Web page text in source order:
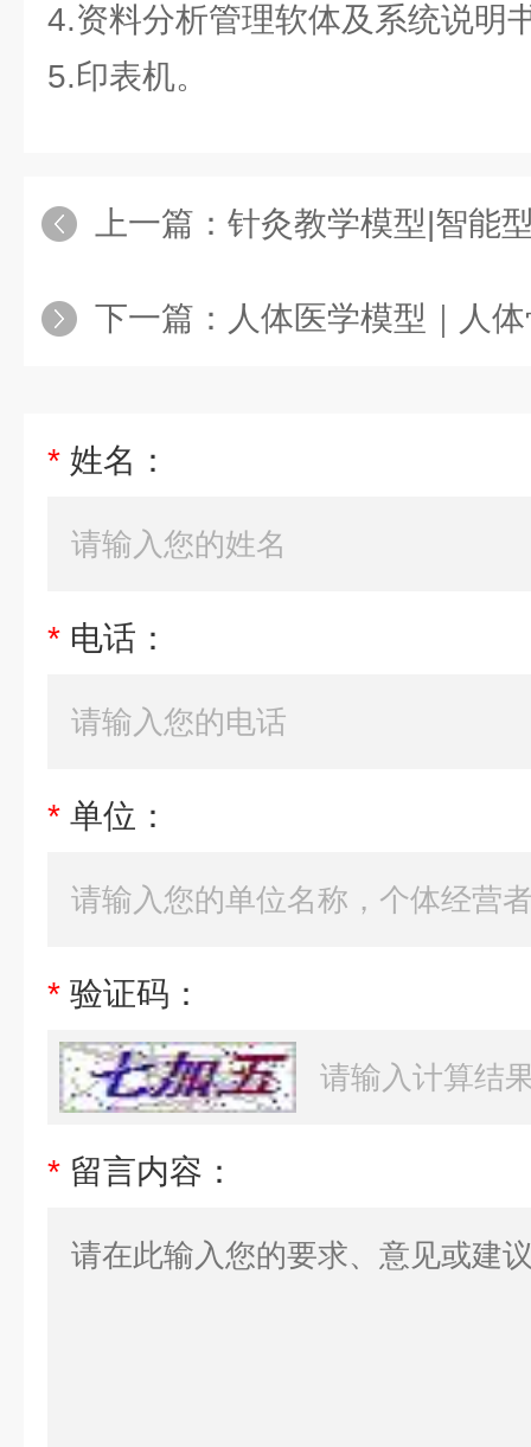
4.资料分析管理软体及系统说明
5.印表机。
上一篇： 针灸教学模型|智能
下一篇： 人体医学模型｜人体骨
* 姓名：
* 电话：
* 单位：
* 验证码：
* 留言内容：